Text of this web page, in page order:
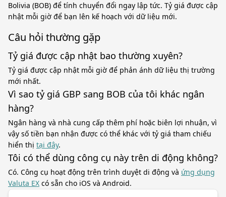
Bolivia (BOB) để tính chuyển đổi ngay lập tức. Tỷ giá được cập
nhật mỗi giờ để bạn lên kế hoạch với dữ liệu mới.
Câu hỏi thường gặp
Tỷ giá được cập nhật bao thường xuyên?
Tỷ giá được cập nhật mỗi giờ để phản ánh dữ liệu thị trường
mới nhất.
Vì sao tỷ giá GBP sang BOB của tôi khác ngân
hàng?
Ngân hàng và nhà cung cấp thêm phí hoặc biên lợi nhuận, vì
vậy số tiền bạn nhận được có thể khác với tỷ giá tham chiếu
hiển thị tại đây.
Tôi có thể dùng công cụ này trên di động không?
Có. Công cụ hoạt động trên trình duyệt di động và ứng dụng
Valuta EX có sẵn cho iOS và Android.